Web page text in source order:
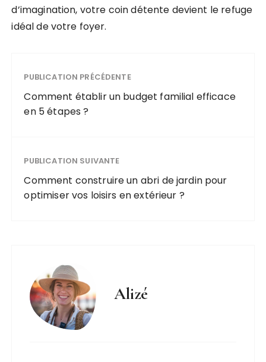
d’imagination, votre coin détente devient le refuge
idéal de votre foyer.
PUBLICATION PRÉCÉDENTE
Comment établir un budget familial efficace
en 5 étapes ?
PUBLICATION SUIVANTE
Comment construire un abri de jardin pour
optimiser vos loisirs en extérieur ?
Alizé